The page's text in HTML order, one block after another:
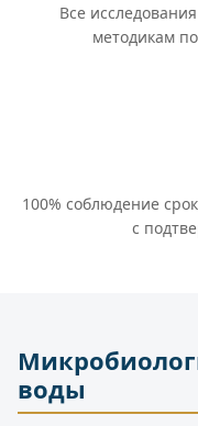
Все
методикам
100% соблюдение
с
воды